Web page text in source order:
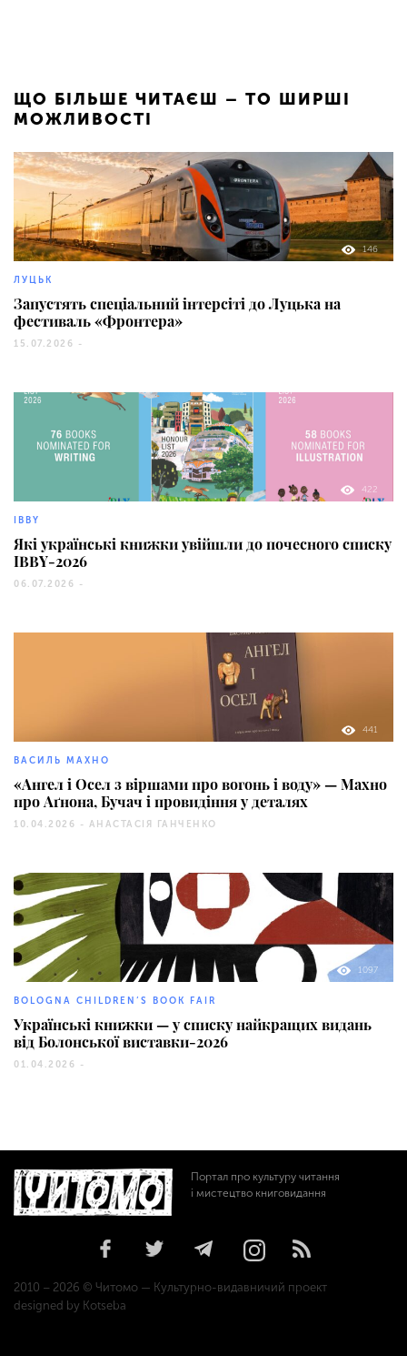
ЩО БІЛЬШЕ ЧИТАЄШ – ТО ШИРШІ
МОЖЛИВОСТІ
146
ЛУЦЬК
Запустять спеціальний інтерсіті до Луцька на
фестиваль «Фронтера»
15.07.2026 -
422
IBBY
Які українські книжки увійшли до почесного списку
IBBY-2026
06.07.2026 -
441
ВАСИЛЬ МАХНО
«Ангел і Осел з віршами про вогонь і воду» — Махно
про Аґнона, Бучач і провидіння у деталях
10.04.2026 - АНАСТАСІЯ ГАНЧЕНКО
1097
BOLOGNA CHILDREN’S BOOK FAIR
Українські книжки — у списку найкращих видань
від Болонської виставки-2026
01.04.2026 -
Портал про культуру читання
і мистецтво книговидання
2010 – 2026 © Читомо — Культурно-видавничий проект
designed by Kotseba